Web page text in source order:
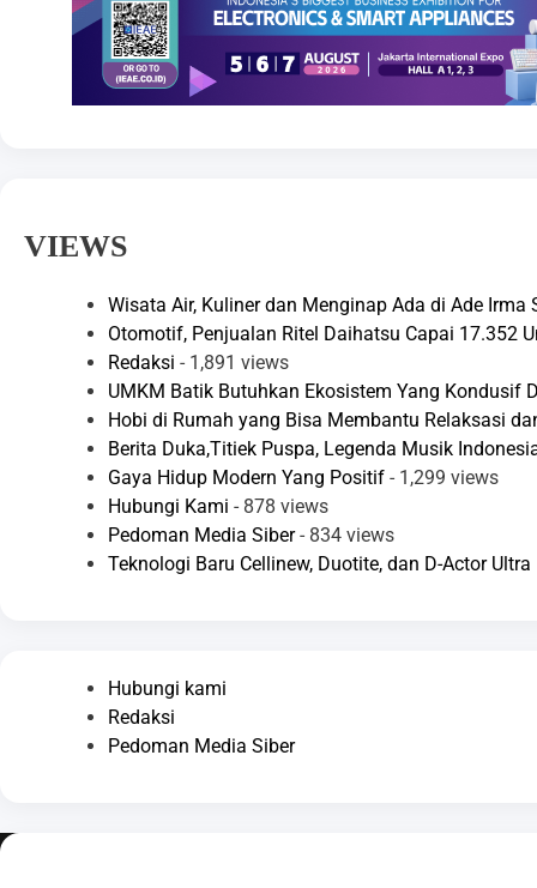
VIEWS
Wisata Air, Kuliner dan Menginap Ada di Ade Irma
Otomotif, Penjualan Ritel Daihatsu Capai 17.352
Redaksi - 1,891 views
UMKM Batik Butuhkan Ekosistem Yang Kondusif
Hobi di Rumah yang Bisa Membantu Relaksasi
Berita Duka,Titiek Puspa, Legenda Musik
Gaya Hidup Modern Yang Positif - 1,299 views
Hubungi Kami - 878 views
Pedoman Media Siber- 834 views
Teknologi Baru Cellinew, Duotite, dan D-Actor
Hubungi kami
Redaksi
Pedoman Media Siber